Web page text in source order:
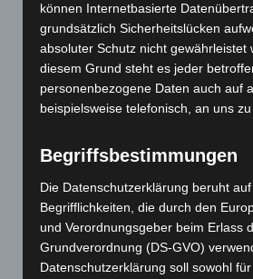
INTERESSANTE LINKS
Hier findest Du ein paar interessante
unserer Website :)
SEITEN
AGB
Digitaldruck München
können Internetbasierte
grundsätzlich Sicherheitslücken
absoluter Schutz nicht gewährleistet
diesem Grund steht es jeder
personenbezogene Daten auch auf
beispielsweise telefonisch, an uns zu
Begriffsbestimmungen
Die Datenschutzerklärung beruht
Begrifflichkeiten, die durch den
und Verordnungsgeber beim Erlass
Grundverordnung (DS-GVO)
Datenschutzerklärung soll sowohl